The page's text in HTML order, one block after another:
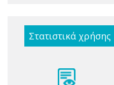
Στατιστικά χρήσης